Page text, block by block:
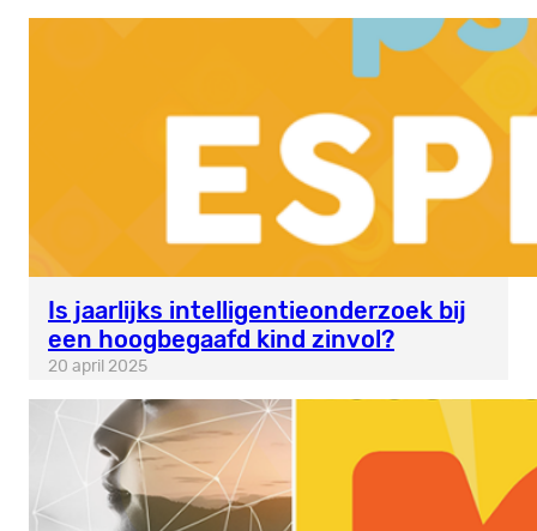
Is jaarlijks intelligentieonderzoek bij
een hoogbegaafd kind zinvol?
20 april 2025